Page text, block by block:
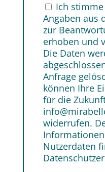
Ich
Angaben aus
zur
erhoben und
Die Daten
Anfrage
können Ihre
für die
widerrufen.
Nutzerdaten